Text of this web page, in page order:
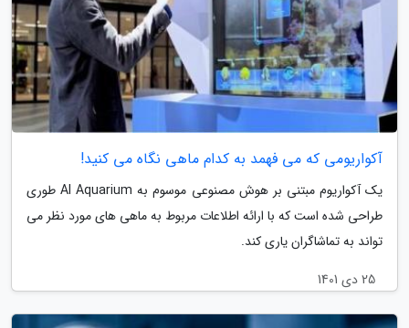
آکواریومی که می فهمد به کدام ماهی نگاه می کنید!
یک آکواریوم مبتنی بر هوش مصنوعی موسوم به AI Aquarium طوری
طراحی شده است که با ارائه اطلاعات مربوط به ماهی های مورد نظر می
تواند به تماشاگران یاری کند.
25 دی 1401